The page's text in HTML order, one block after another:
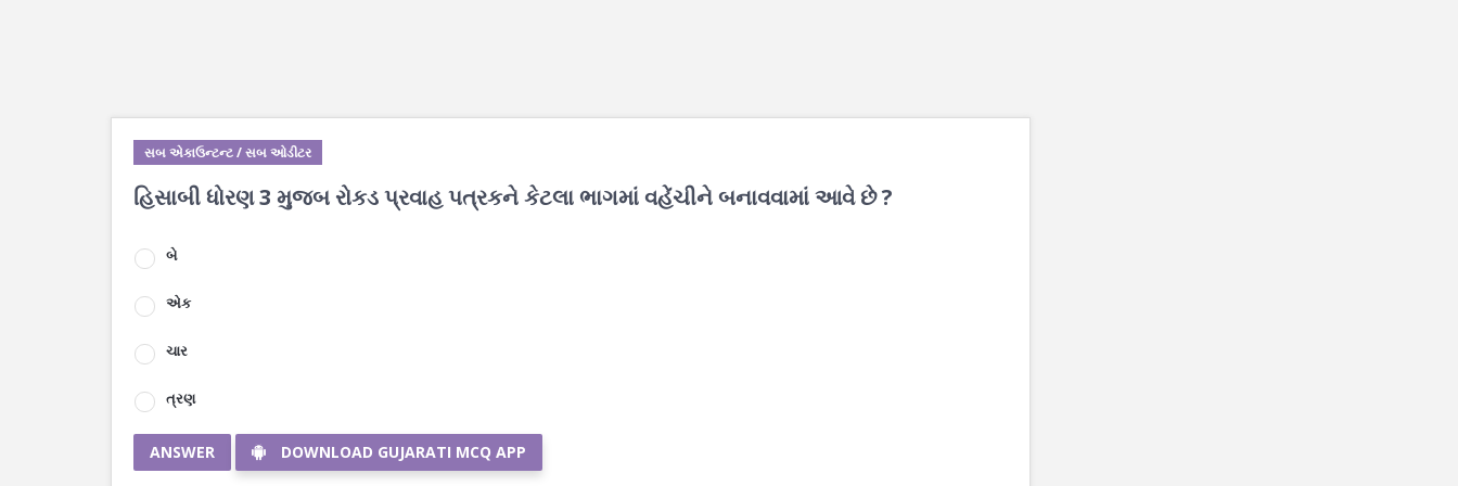
સબ એકાઉન્ટન્ટ / સબ ઓડીટર
હિસાબી ધોરણ 3 મુજબ રોકડ પ્રવાહ પત્રકને કેટલા ભાગમાં વહેંચીને બનાવવામાં આવે છે ?
બે
એક
ચાર
ત્રણ
ANSWER DOWNLOAD GUJARATI MCQ APP